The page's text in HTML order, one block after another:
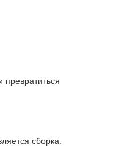
сборка.